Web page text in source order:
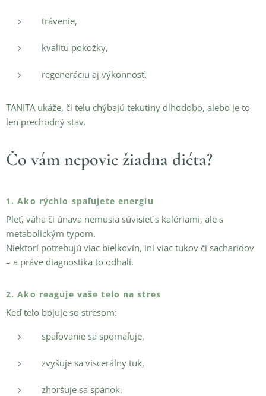
trávenie,
kvalitu pokožky,
regeneráciu aj výkonnosť.
TANITA ukáže, či telu chýbajú tekutiny dlhodobo, alebo je to
len prechodný stav.
Čo vám nepovie žiadna diéta?
1. Ako rýchlo spaľujete energiu
Pleť, váha či únava nemusia súvisieť s kalóriami, ale s
metabolickým typom.
Niektorí potrebujú viac bielkovín, iní viac tukov či sacharidov
– a práve diagnostika to odhalí.
2. Ako reaguje vaše telo na stres
Keď telo bojuje so stresom:
spaľovanie sa spomaľuje,
zvyšuje sa viscerálny tuk,
zhoršuje sa spánok,